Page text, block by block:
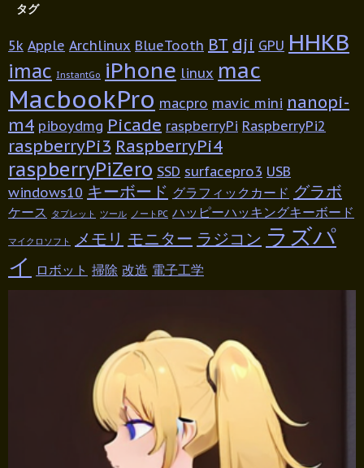
タグ
5k Apple Archlinux BlueTooth BT dji GPU HHKB
imac InstantGo iPhone linux mac
MacbookPro macpro mavic mini nanopi-
m4 piboydmg Picade raspberryPi RaspberryPi2
raspberryPi3 RaspberryPi4
raspberryPiZero SSD surfacepro3 USB
windows10 キーボード グラフィックカード グラボ
ケース タブレット ツール ノートPC ハッピーハッキングキーボード
マイクロソフト メモリ モニター ラジコン ラズパ
イ
ロボット 掃除 改造 電子工学